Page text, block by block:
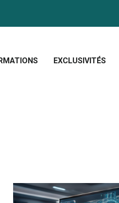
EXCLUSIVITÉS